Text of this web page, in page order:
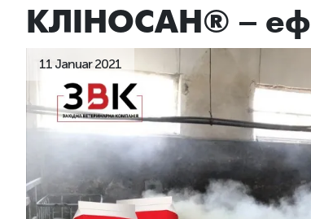
КЛІНОСАН® –
11 Januar 2021